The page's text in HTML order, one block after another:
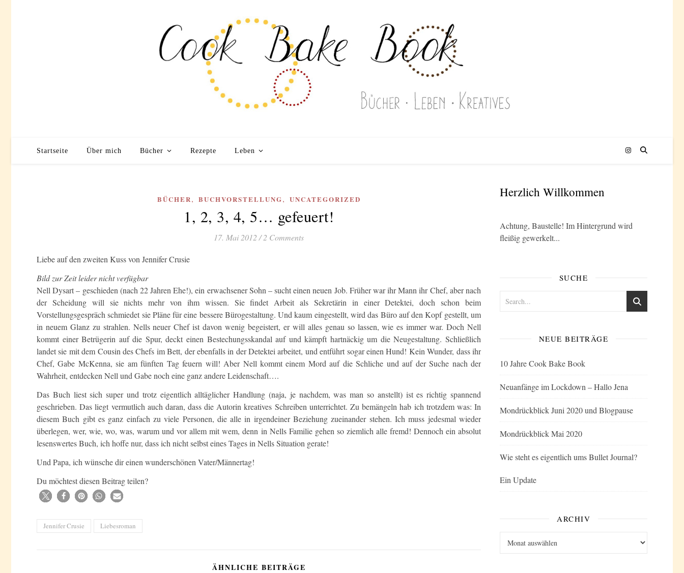
Startseite Über mich Bücher Rezepte Leben
BÜCHER , BUCHVORSTELLUNG, UNCATEGORIZED
1, 2, 3, 4, 5… gefeuert!
17. Mai 2012 / 2 Comments
Liebe auf den zweiten Kuss von Jennifer Crusie
Bild zur Zeit leider nicht verfügbar
Nell Dysart – geschieden (nach 22 Jahren Ehe!), ein erwachsener Sohn – sucht einen neuen Job. Früher war ihr Mann ihr Chef, aber nach
der Scheidung will sie nichts mehr von ihm wissen. Sie findet Arbeit als Sekretärin in einer Detektei, doch schon beim
Vorstellungsgespräch schmiedet sie Pläne für eine bessere Bürogestaltung. Und kaum eingestellt, wird das Büro auf den Kopf gestellt, um
in neuem Glanz zu strahlen. Nells neuer Chef ist davon wenig begeistert, er will alles genau so lassen, wie es immer war. Doch Nell
kommt einer Betrügerin auf die Spur, deckt einen Bestechungsskandal auf und kämpft hartnäckig um die Neugestaltung. Schließlich
landet sie mit dem Cousin des Chefs im Bett, der ebenfalls in der Detektei arbeitet, und entführt sogar einen Hund! Kein Wunder, dass ihr
Chef, Gabe McKenna, sie am fünften Tag feuern will! Aber Nell kommt einem Mord auf die Schliche und auf der Suche nach der
Wahrheit, entdecken Nell und Gabe noch eine ganz andere Leidenschaft….
Das Buch liest sich super und trotz eigentlich alltäglicher Handlung (naja, je nachdem, was man so anstellt) ist es richtig spannend
geschrieben. Das liegt vermutlich auch daran, dass die Autorin kreatives Schreiben unterrichtet. Zu bemängeln hab ich trotzdem was: In
diesem Buch gibt es ganz einfach zu viele Personen, die alle in irgendeiner Beziehung zueinander stehen. Ich muss jedesmal wieder
überlegen, wer, wie, wo, was, warum und vor allem mit wem, denn in Nells Familie gehen so ziemlich alle fremd! Dennoch ein absolut
lesenswertes Buch, ich hoffe nur, dass ich nicht selbst eines Tages in Nells Situation gerate!
Und Papa, ich wünsche dir einen wunderschönen Vater/Männertag!
Du möchtest diesen Beitrag teilen?
Jennifer Crusie Liebesroman
ÄHNLICHE BEITRÄGE
Herzlich Willkommen
Achtung, Baustelle! Im Hintergrund wird
fleißig gewerkelt...
SUCHE
NEUE BEITRÄGE
10 Jahre Cook Bake Book
Neuanfänge im Lockdown – Hallo Jena
Mondrückblick Juni 2020 und Blogpause
Mondrückblick Mai 2020
Wie steht es eigentlich ums Bullet Journal?
Ein Update
ARCHIV